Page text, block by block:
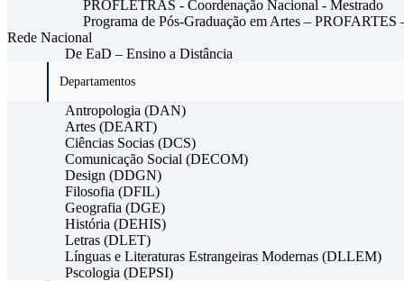
PROFLETRAS - Coordenação Nacional - Mestrado
Programa de Pós-Graduação em Artes – PROFARTES
Rede Nacional
De EaD – Ensino a Distância
Departamentos
Antropologia (DAN)
Artes (DEART)
Ciências Socias (DCS)
Comunicação Social (DECOM)
Design (DDGN)
Filosofia (DFIL)
Geografia (DGE)
História (DEHIS)
Letras (DLET)
Línguas e Literaturas Estrangeiras Modernas (DLLEM)
Pscologia (DEPSI)